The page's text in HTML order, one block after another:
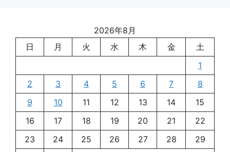
2026年8月
日
月 火 水 木 金
土
1
2
3 4 5 6 7
8
9
10 11 12 13 14
15
16
17 18 19 20 21
22
23
24 25 26 27 28
29